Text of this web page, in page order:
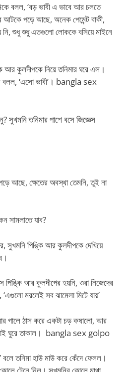
বলল, ‘বড় ভাবী এ ভাবে আর চলতে
আটকে পড়ে আছে, অনেক পেমেন্ট বাকী,
নি, শুধু শুধু এতগুলো লোককে বসিয়ে মাইনে
আর কুলদীপকে নিয়ে তনিমার ঘরে এল।
বলল, ‘এসো ভাবী’। bangla sex
তনিমার পাশে বসে জিজ্ঞেস
আছে, ক্ষেতের অবস্থা তেমনি, তুই না
সামলাতে যাব?
সুখমনি পিঙ্কি আর কুলদীপকে দেখিয়ে
পিঙ্কি আর কুলদীপের হয়নি, ওরা নিজেদের
মরলেই সব ঝামেলা মিটে যায়’
গালে ঠাস করে একটা চড় কষালো, আর
ঘুরে তাকাল। bangla sex golpo
বলে তনিমা হাউ মাউ করে কেঁদে ফেলল।